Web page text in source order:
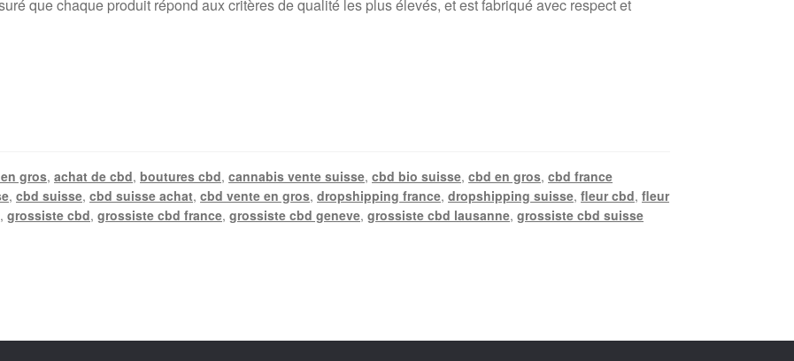
que chaque produit répond aux critères de qualité les plus élevés, et est fabriqué avec respect et
gros,achat de cbd,boutures cbd,cannabis vente suisse,cbd bio suisse,cbd en gros,cbd france
,cbd suisse,cbd suisse achat,cbd vente en gros,dropshipping france,dropshipping suisse,fleur cbd,fleur
,grossiste cbd,grossiste cbd france,grossiste cbd geneve,grossiste cbd lausanne,grossiste cbd suisse